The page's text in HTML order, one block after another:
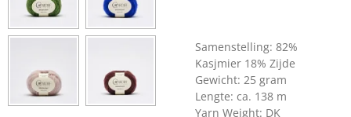
Samenstelling: 82%
Kasjmier 18% Zijde
Gewicht: 25 gram
Lengte: ca. 138 m
Yarn Weight: DK